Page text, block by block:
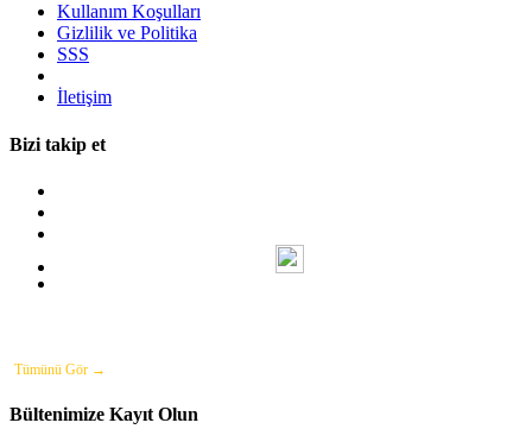
Kullanım Koşulları
Gizlilik ve Politika
SSS
İletişim
Bizi takip et
Tümünü Gör →
Bültenimize Kayıt Olun